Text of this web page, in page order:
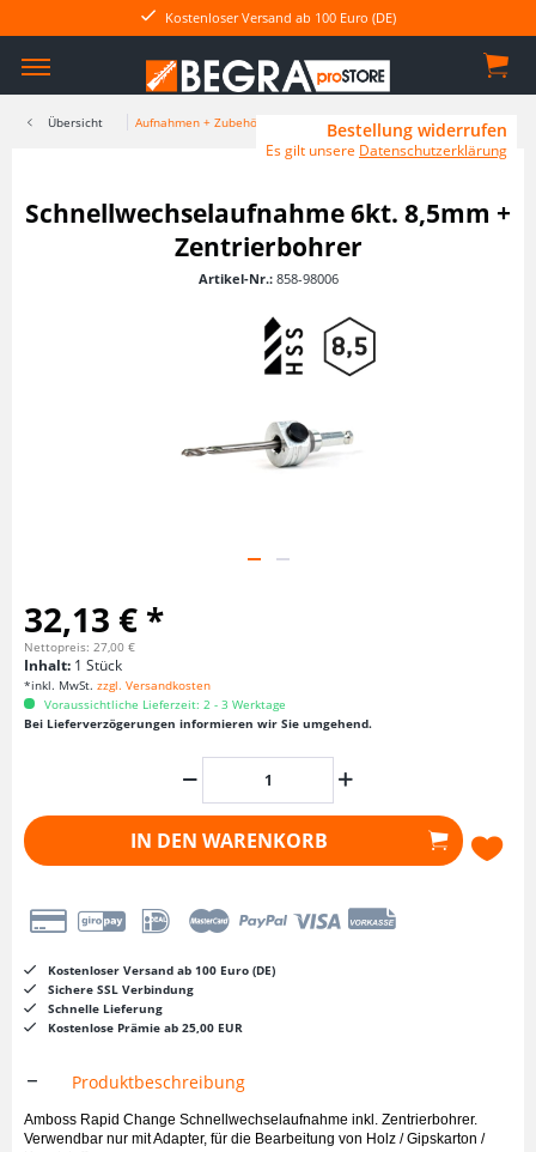
Kostenloser Versand ab 100 Euro (DE)
Übersicht Aufnahmen + Zubehör
Schnellwechselaufnahme 6kt. 8,5mm +
Zentrierbohrer
Artikel-Nr.: 858-98006
32,13 € *
Nettopreis: 27,00 €
Inhalt: 1 Stück
*inkl. MwSt. zzgl. Versandkosten
Voraussichtliche Lieferzeit: 2 - 3 Werktage
Bei Lieferverzögerungen informieren wir Sie umgehend.
IN DEN WARENKORB
Kostenloser Versand ab 100 Euro (DE)
Sichere SSL Verbindung
Schnelle Lieferung
Kostenlose Prämie ab 25,00 EUR
Produktbeschreibung
Amboss Rapid Change Schnellwechselaufnahme inkl. Zentrierbohrer.
Verwendbar nur mit Adapter, für die Bearbeitung von Holz / Gipskarton /
Bestellung widerrufen
Es gilt unsere Datenschutzerklärung